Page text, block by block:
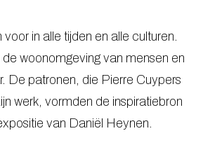
in alle tijden en alle culturen.
woonomgeving van mensen en
De patronen, die Pierre Cuypers
werk, vormden de inspiratiebron
van Daniël Heynen.